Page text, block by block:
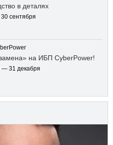
в деталях
сентября
на ИБП CyberPower!
31 декабря